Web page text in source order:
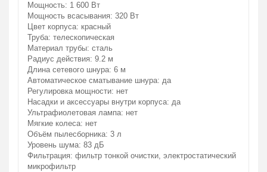
Мощность: 1 600 Вт
Мощность всасывания: 320 Вт
Цвет корпуса: красный
Труба: телескопическая
Материал трубы: сталь
Радиус действия: 9.2 м
Длина сетевого шнура: 6 м
Автоматическое сматывание шнура: да
Регулировка мощности: нет
Насадки и аксессуары внутри корпуса: да
Ультрафиолетовая лампа: нет
Мягкие колеса: нет
Объём пылесборника: 3 л
Уровень шума: 83 дБ
Фильтрация: фильтр тонкой очистки, электростатический
микрофильтр